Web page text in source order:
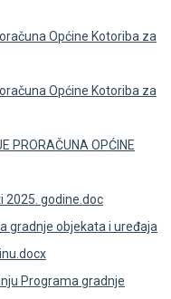
Općine Kotoriba za
Općine Kotoriba za
PRORAČUNA OPĆINE
2025. godine.doc
gradnje objekata i uređaja
Programa gradnje